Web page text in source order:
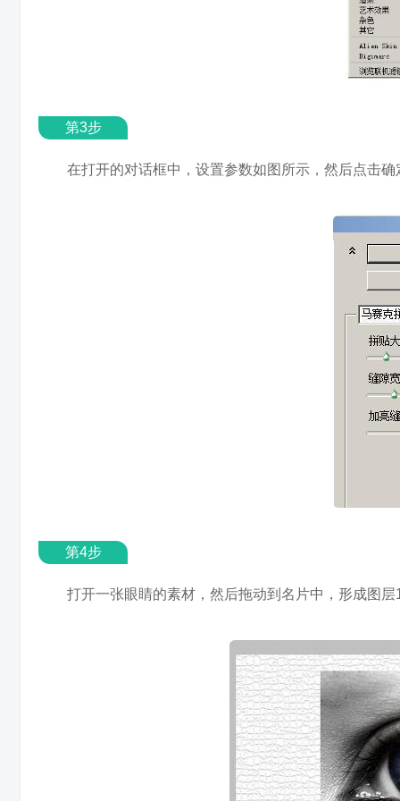
第3步
在打开的对话框中，设置参数如图所示，然后点击确
第4步
打开一张眼睛的素材，然后拖动到名片中，形成图层